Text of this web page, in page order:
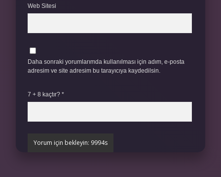
Web Sitesi
Daha sonraki yorumlarımda kullanılması için adım, e-posta
adresim ve site adresim bu tarayıcıya kaydedilsin.
7 + 8 kaçtır? *